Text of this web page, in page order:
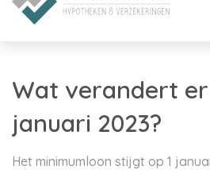
Wat verandert er
januari 2023?
Het minimumloon stijgt op 1